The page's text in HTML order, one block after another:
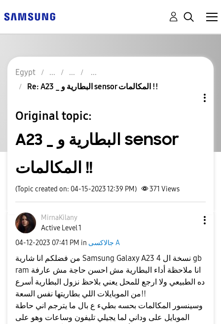
Egypt
Re: A23 _ البطارية و sensor المكالمات !!
Original topic:
A23 _ البطارية و sensor
المكالمات !!
(Topic created on: 04-15-2023 12:39 PM) 371 Views
MirnaKilany
Active Level 1
‎04-12-2023 07:41 PM in جالاكسى A
من فضلكم انا شارية Samsung Galaxy A23 نسخة ال 4 gb
ram انا ملاحظة أداء البطارية مش احسن حاجة مش عارفة
ده الطبيعي ولا ارجع للمحل يعني بلاحظ نزول البطارية أسرع
من الموبايلات اللي بطاريتها نفس السعة!!
وسينسور المكالمات بحسه بطيء ع بال ما يترجم اني حاطة
الموبايل على وداني لما يجيلي تليفون وساعات وهو على